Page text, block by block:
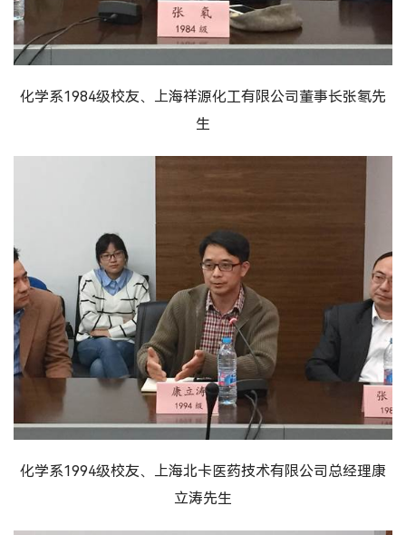
化学系1984级校友、上海祥源化工有限公司董事长张氡先
生
化学系1994级校友、上海北卡医药技术有限公司总经理康
立涛先生